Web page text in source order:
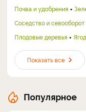
Почва и удобрения
Соседство и севооборот
Плодовые деревья
Показать все
Популярное